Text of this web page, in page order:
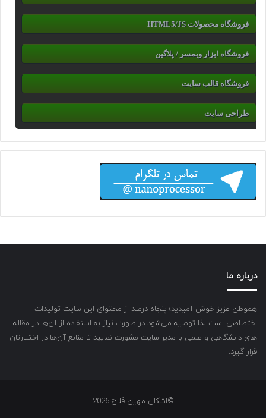
فروشگاه محصولات HTML5/JS
فروشگاه ابزار وبمسر / پلاگین
فروشگاه قالب سایت
طراحی سایت
درباره ما
هموطن عزیز خوش آمیدید؛ پنجاه درصد از محتوای این سایت تولیدات
اختصاصی است لذا توصیه می‌شود در صورت نیاز به استفاده از آن‌ها در مقاله
های دانشگاهی و علمی با مدیر سایت مشورت نمایید تا منابع آن‌ها در اختیارتان
قرار گیرد.
©اشکان مهین فلاح 2026